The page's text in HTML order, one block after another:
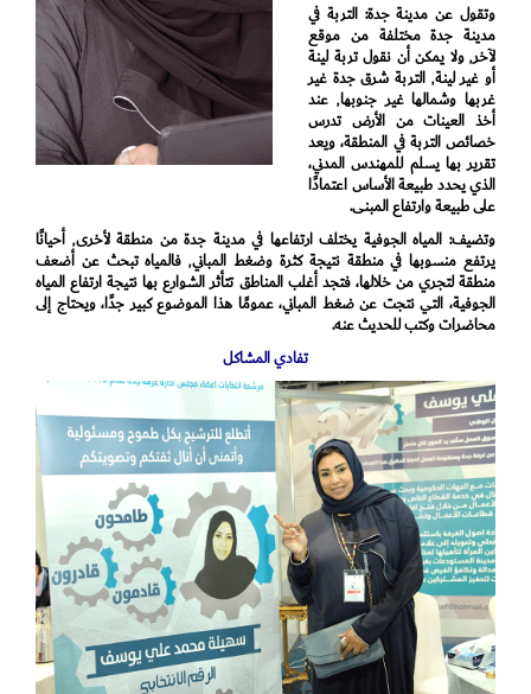
وتقول عن مدينة جدة: التربة في
مدينة جدة مختلفة من موقع
لآخر٬ ولا يمكن أن نقول تربة لينة
أو غير لينة٬ التربة شرق جدة غير
غربها وشمالها غير جنوبها٬ عند
أخذ العينات من الأرض تدرس
خصائص التربة في المنطقة، ويعد
تقرير بها يسلم للمهندس المدني،
الذي يحدد طبيعة الأساس اعتمادًا
على طبيعة وارتفاع المبنى.
وتضيف: المياه الجوفية يختلف ارتفاعها في مدينة جدة من منطقة لأخرى٬ أحيانًا
يرتفع منسوبها في منطقة نتيجة كثرة وضغط المباني٬ فالمياه تبحث عن أضعف
منطقة لتجري من خلالها، فتجد أغلب المناطق تتأثر الشوارع بها نتيجة ارتفاع المياه
الجوفية، التي نتجت عن ضغط المباني، عمومًا هذا الموضوع كبير جدًا، ويحتاج إلى
محاضرات وكتب للحديث عنه.
تفادي المشاكل